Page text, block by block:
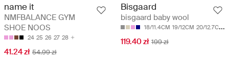
name it
NMFBALANCE GYM
SHOE NOOS
24 25 26 27 28
41.24 zł 54.99 zł
Bisgaard
bisgaard baby wool
18/11.4CM 19/12CM 20/12.7CM
119.40 zł 199 zł